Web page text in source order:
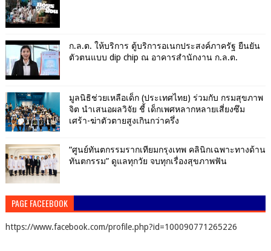
ก.ล.ต. ให้บริการ ตู้บริการอเนกประสงค์ภาครัฐ ยืนยัน
ตัวตนแบบ dip chip ณ อาคารสำนักงาน ก.ล.ต.
มูลนิธิช่วยเหลือเด็ก (ประเทศไทย) ร่วมกับ กรมสุขภาพ
จิต นำเสนอผลวิจัย ชี้ เด็กเพศหลากหลายเสี่ยงซึม
เศร้า-ฆ่าตัวตายสูงเกินกว่าครึ่ง
“ศูนย์ทันตกรรมรากเทียมกรุงเทพ คลินิกเฉพาะทางด้าน
ทันตกรรม” ดูแลทุกวัย จบทุกเรื่องสุขภาพฟัน
PAGE FACEEBOOK
https://www.facebook.com/profile.php?id=100090771265226